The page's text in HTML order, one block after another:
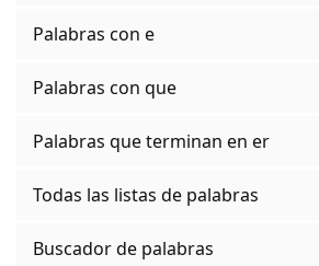
Palabras con e
Palabras con que
Palabras que terminan en er
Todas las listas de palabras
Buscador de palabras